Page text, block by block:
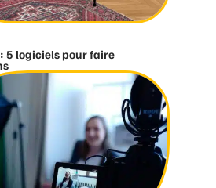
5 logiciels pour faire